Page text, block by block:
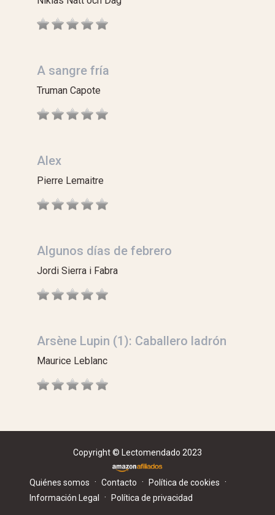
A sangre fría
Truman Capote
Alex
Pierre Lemaitre
Algunos días de febrero
Jordi Sierra i Fabra
Arsène Lupin (1): Caballero ladrón
Maurice Leblanc
Copyright © Lectomendado 2023
Quiénes somos · Contacto · Política de cookies ·
Información Legal · Política de privacidad